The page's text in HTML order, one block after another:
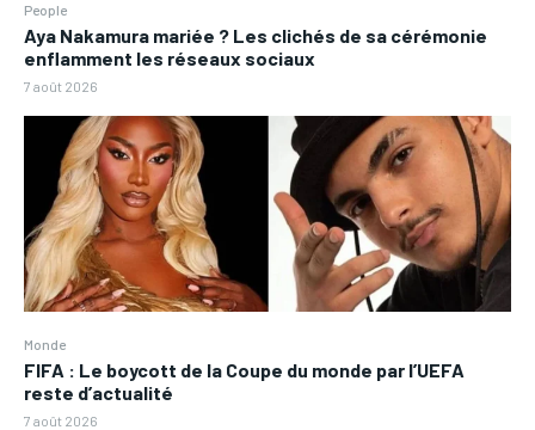
People
Aya Nakamura mariée ? Les clichés de sa cérémonie
enflamment les réseaux sociaux
7 août 2026
Monde
FIFA : Le boycott de la Coupe du monde par l’UEFA
reste d’actualité
7 août 2026